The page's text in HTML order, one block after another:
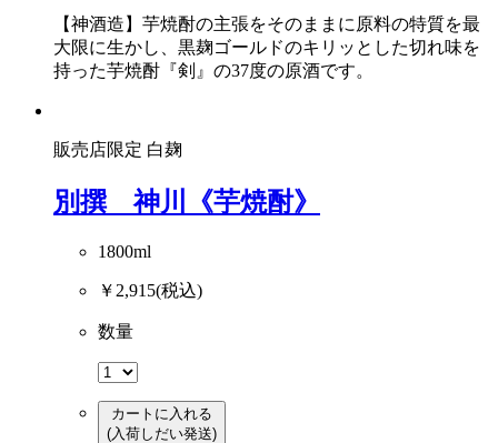
【神酒造】芋焼酎の主張をそのままに原料の特質を最
大限に生かし、黒麹ゴールドのキリッとした切れ味を
持った芋焼酎『剣』の37度の原酒です。
販売店限定 白麹
別撰 神川《芋焼酎》
1800ml
￥2,915(税込)
数量
カートに入れる
(入荷しだい発送)